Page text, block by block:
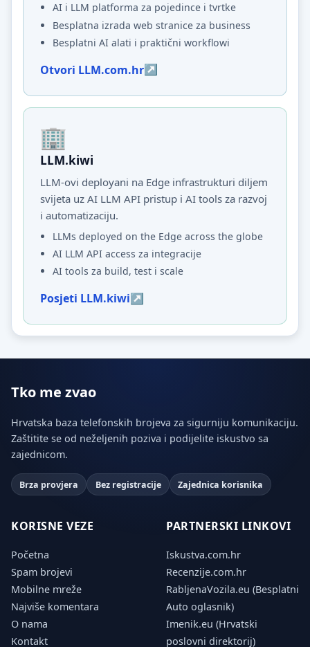
AI i LLM platforma za pojedince i tvrtke
Besplatna izrada web stranice za business
Besplatni AI alati i praktični workflowi
Otvori LLM.com.hr
LLM.kiwi
LLM-ovi deployani na Edge infrastrukturi diljem
svijeta uz AI LLM API pristup i AI tools za razvoj
i automatizaciju.
LLMs deployed on the Edge across the globe
AI LLM API access za integracije
AI tools za build, test i scale
Posjeti LLM.kiwi
Tko me zvao
Hrvatska baza telefonskih brojeva za sigurniju komunikaciju.
Zaštitite se od neželjenih poziva i podijelite iskustvo sa
zajednicom.
Brza provjera Bez registracije Zajednica korisnika
KORISNE VEZE
Početna
Spam brojevi
Mobilne mreže
Najviše komentara
O nama
Kontakt
PARTNERSKI LINKOVI
Iskustva.com.hr
Recenzije.com.hr
RabljenaVozila.eu (Besplatni
Auto oglasnik)
Imenik.eu (Hrvatski
poslovni direktorij)